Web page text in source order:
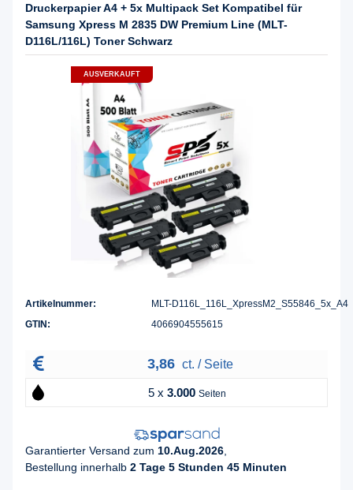
Druckerpapier A4 + 5x Multipack Set Kompatibel für
Samsung Xpress M 2835 DW Premium Line (MLT-
D116L/116L) Toner Schwarz
AUSVERKAUFT
Artikelnummer:
MLT-D116L_116L_XpressM2_S55846_5x_A4
GTIN:
4066904555615
3,86 ct. / Seite
5 x 3.000 Seiten
Garantierter Versand zum 10.Aug.2026
Bestellung innerhalb 2 Tage 5 Stunden 45 Minuten